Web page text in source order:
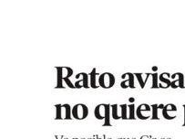
Ver
imagen
más